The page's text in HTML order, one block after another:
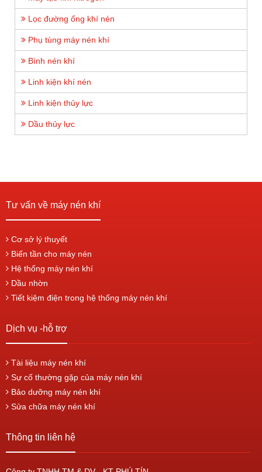
Lọc đường ống khí nén
Phụ tùng máy nén khí
Bình nén khí
Linh kiện khí nén
Linh kiện thủy lực
Dầu thủy lực
Tư vấn về máy nén khí
Cơ sở lý thuyết
Biến tần cho máy nén
Hệ thống máy nén khí
Dầu nhờn
Tiết kiệm điện trong hệ thống máy nén khí
Dịch vụ -hỗ trợ
Tài liệu máy nén khí
Sự cố thường gặp của máy nén khí
Bảo dưỡng máy nén khí
Sửa chữa máy nén khí
Thông tin liên hệ